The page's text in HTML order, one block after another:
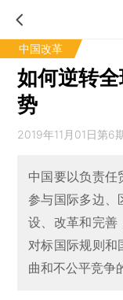
中国改革
如何逆转
势
2019年11月01日第6
中国要以负责任
参与国际多边、
设、改革和完善
对标国际规则和
曲和不公平竞争